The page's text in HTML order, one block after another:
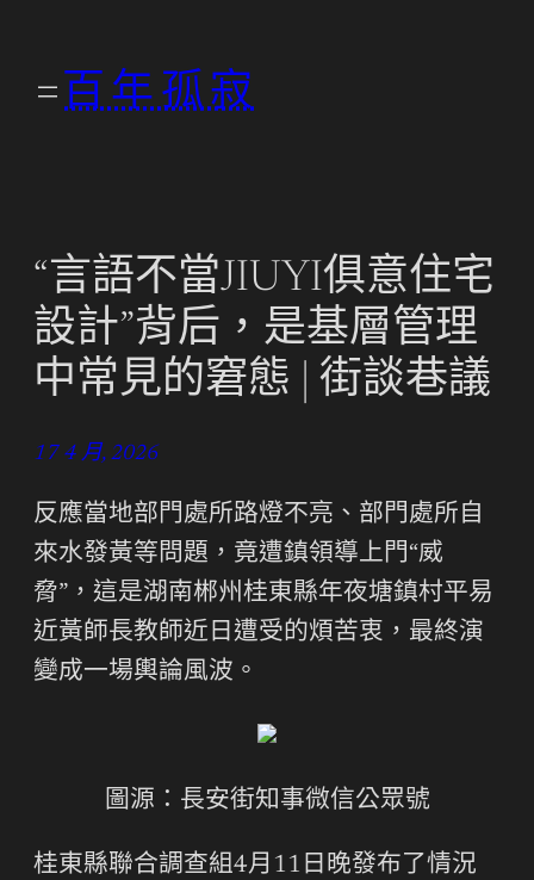
百年孤寂
“言語不當JIUYI俱意住宅
設計”背后，是基層管理
中常見的窘態 | 街談巷議
17 4 月, 2026
反應當地部門處所路燈不亮、部門處所自
來水發黃等問題，竟遭鎮領導上門“威
脅”，這是湖南郴州桂東縣年夜塘鎮村平易
近黃師長教師近日遭受的煩苦衷，最終演
變成一場輿論風波。
圖源：長安街知事微信公眾號
桂東縣聯合調查組4月11日晚發布了情況